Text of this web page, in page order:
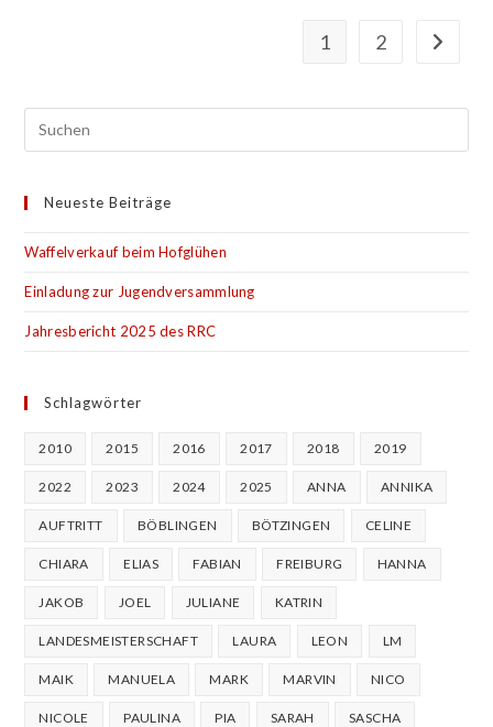
1 2 Gehe
Neueste Beiträge
Waffelverkauf beim Hofglühen
Einladung zur Jugendversammlung
Jahresbericht 2025 des RRC
Schlagwörter
2010 2015 2016 2017 2018 2019
2022 2023 2024 2025 ANNA ANNIKA
AUFTRITT BÖBLINGEN BÖTZINGEN CELINE
CHIARA ELIAS FABIAN FREIBURG HANNA
JAKOB JOEL JULIANE KATRIN
LANDESMEISTERSCHAFT LAURA LEON LM
MAIK MANUELA MARK MARVIN NICO
NICOLE PAULINA PIA SARAH SASCHA